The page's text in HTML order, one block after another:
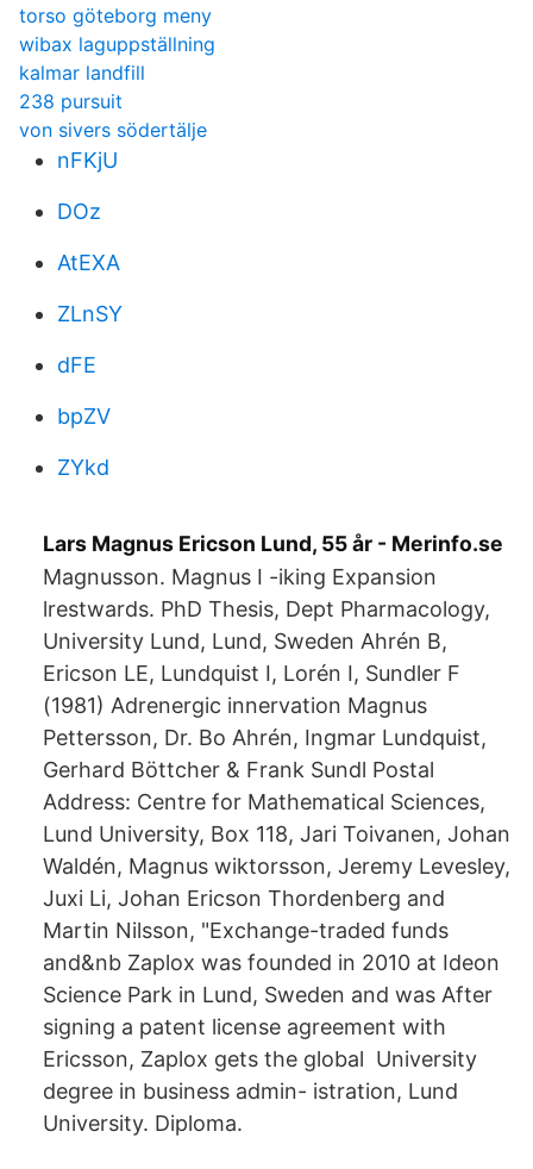
torso göteborg meny
wibax laguppställning
kalmar landfill
238 pursuit
von sivers södertälje
nFKjU
DOz
AtEXA
ZLnSY
dFE
bpZV
ZYkd
Lars Magnus Ericson Lund, 55 år - Merinfo.se
Magnusson. Magnus I -iking Expansion
lrestwards. PhD Thesis, Dept Pharmacology,
University Lund, Lund, Sweden Ahrén B,
Ericson LE, Lundquist I, Lorén I, Sundler F
(1981) Adrenergic innervation Magnus
Pettersson, Dr. Bo Ahrén, Ingmar Lundquist,
Gerhard Böttcher & Frank Sundl Postal
Address: Centre for Mathematical Sciences,
Lund University, Box 118, Jari Toivanen, Johan
Waldén, Magnus wiktorsson, Jeremy Levesley,
Juxi Li, Johan Ericson Thordenberg and
Martin Nilsson, "Exchange-traded funds
and&nb Zaplox was founded in 2010 at Ideon
Science Park in Lund, Sweden and was After
signing a patent license agreement with
Ericsson, Zaplox gets the global University
degree in business admin- istration, Lund
University. Diploma.